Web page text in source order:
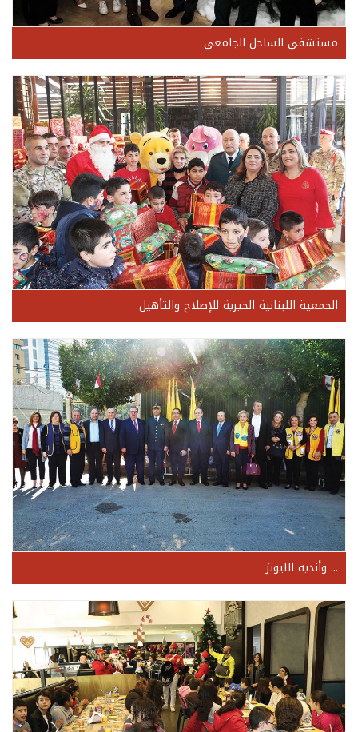
مستشفى الساحل الجامعي
الجمعية اللبنانية الخيرية للإصلاح والتأهيل
... وأندية الليونز